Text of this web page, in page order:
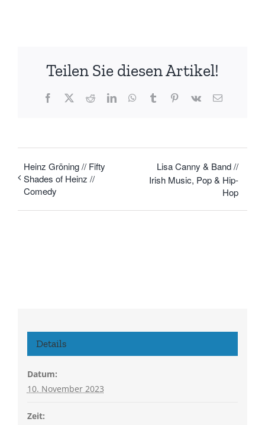
Teilen Sie diesen Artikel!
Facebook
X RedditLinkedInWhatsApp
TumblrPinterest
Vk
E-
Heinz Gröning // Fifty
Shades of Heinz //
Comedy
Lisa Canny & Band //
Irish Music, Pop & Hip-
Hop
Details
Datum:
10. November 2023
Zeit: